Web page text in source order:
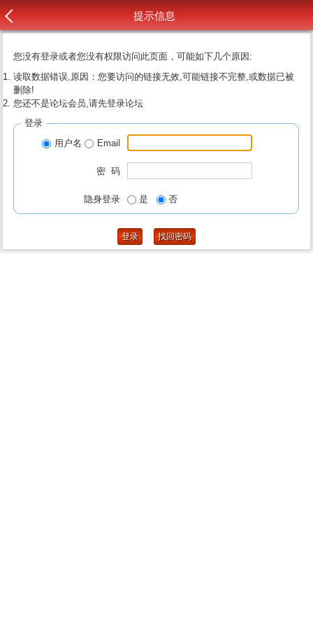
提示信息
您没有登录或者您没有权限访问此页面，可能如下几个原因:
读取数据错误,原因：您要访问的链接无效,可能链接不完整,或数据已被
删除!
您还不是论坛会员,请先登录论坛
登录
用户名
Email
密 码
隐身登录 是 否